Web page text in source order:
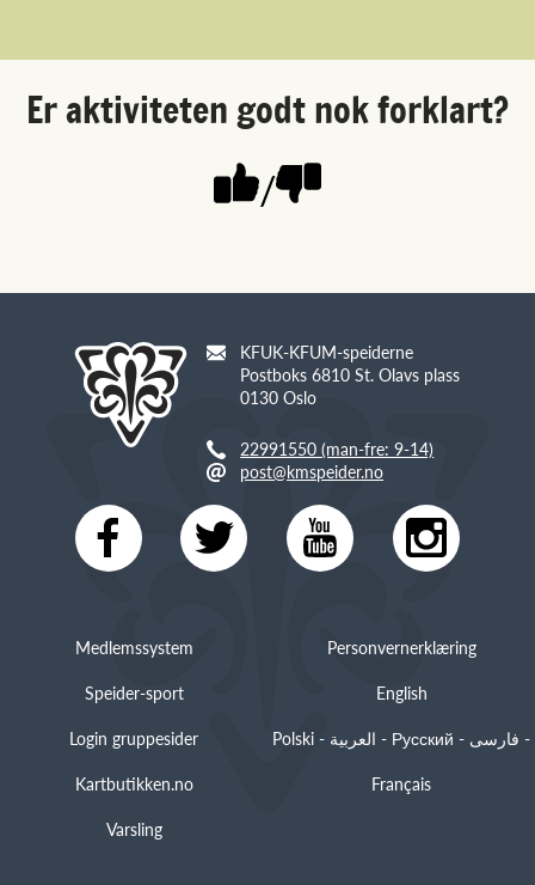
Er aktiviteten godt nok forklart?
/
KFUK-KFUM-speiderne
Postboks 6810 St. Olavs plass
0130 Oslo
22991550 (man-fre: 9-14)
post@kmspeider.no
Medlemssystem
Speider-sport
Login gruppesider
Kartbutikken.no
Varsling
Personvernerklæring
English
Polski - العربية - Русский - فارسی -
Français